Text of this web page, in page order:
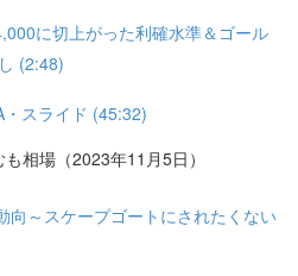
に切上がった利確水準＆ゴール
(2:48)
スライド (45:32)
相場（2023年11月5日）
向～スケープゴートにされたくない